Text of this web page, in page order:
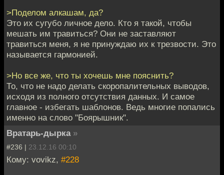
>Поделом алкашам, да?
Это их сугубо личное дело. Кто я такой, чтобы
мешать им травиться? Они не заставляют
травиться меня, я не принуждаю их к трезвости. Это
называется гармонией.
>Но все же, что ты хочешь мне пояснить?
То, что не надо делать скоропалительных выводов,
исходя из полного отсутствия данных. И самое
главное - избегать шаблонов. Ведь многие попались
именно на слово "Боярышник".
Вратарь-дырка »
#236 | 23.12.16 00:10
Кому: vovikz, #228